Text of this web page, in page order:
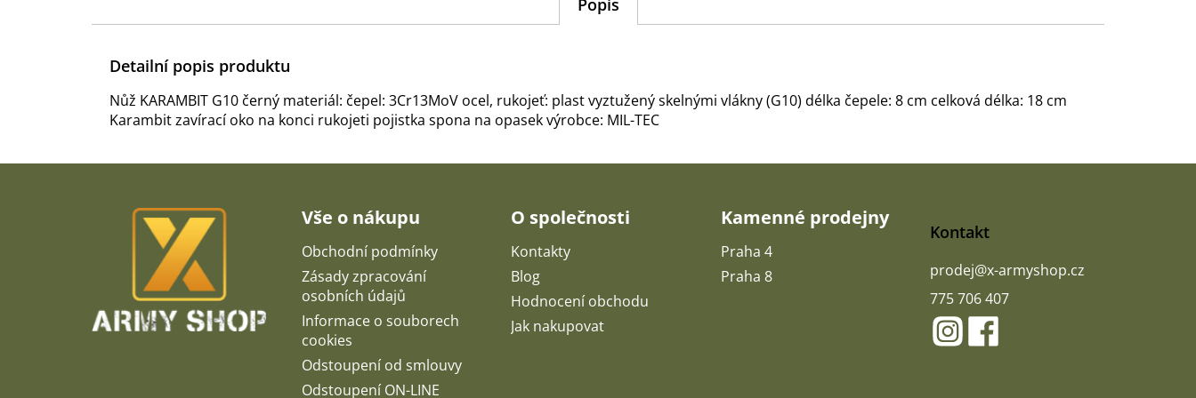
Detailní popis produktu
Nůž KARAMBIT G10 černý materiál: čepel: 3Cr13MoV ocel, rukojeť: plast vyztužený skelnými vlákny (G10) délka čepele: 8 cm celková délka: 18 cm
Karambit zavírací oko na konci rukojeti pojistka spona na opasek výrobce: MIL-TEC
Z
Vše o nákupu
Obchodní podmínky
Zásady zpracování
osobních údajů
Informace o souborech
cookies
Odstoupení od smlouvy
Odstoupení ON-LINE
O společnosti
Kontakty
Blog
Hodnocení obchodu
Jak nakupovat
Kamenné prodejny
Praha 4
Praha 8
Kontakt
prodej@x-armyshop.cz
775 706 407